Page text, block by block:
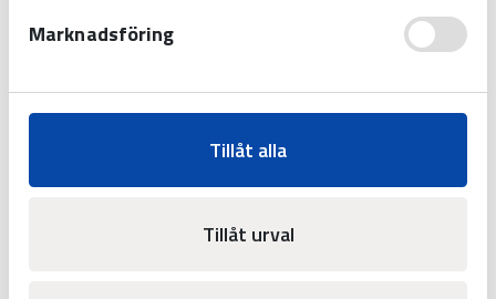
Marknadsföring
Tillåt alla
Tillåt urval
Skola
Fotbollsarena